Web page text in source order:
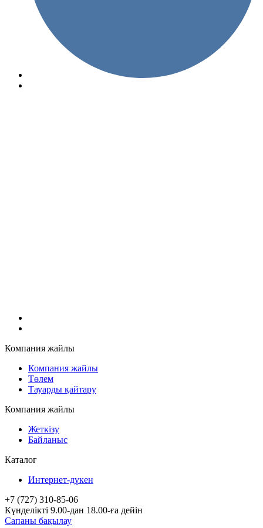
Компания жайлы
Компания жайлы
Төлем
Тауарды қайтару
Компания жайлы
Жеткізу
Байланыс
Каталог
Интернет-дүкен
+7 (727) 310-85-06
Күнделікті 9.00-дан 18.00-ға дейін
Сапаны бақылау